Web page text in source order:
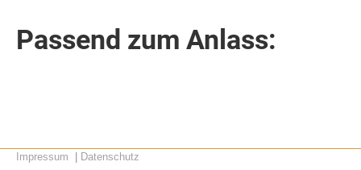
Passend zum Anlass:
Impressum Datenschutz